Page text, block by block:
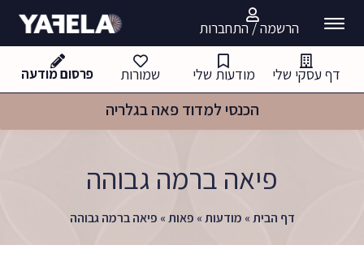
הרשמה / התחברות
דף עסקי שלי מודעות שלי שמורות פרסום מודעה
הכנסי למדוד פאה בגלריה
פיאה ברמה גבוהה
דף הבית» מודעות» פאות» פיאה ברמה גבוהה